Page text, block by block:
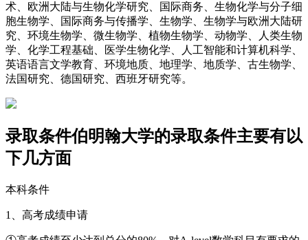
术、欧洲大陆与生物化学研究、国际商务、生物化学与分子细
胞生物学、国际商务与传播学、生物学、生物学与欧洲大陆研
究、环境生物学、微生物学、植物生物学、动物学、人类生物
学、化学工程基础、医学生物化学、人工智能和计算机科学、
英语语言文学教育、环境地质、地理学、地质学、古生物学、
法国研究、德国研究、西班牙研究等。
录取条件伯明翰大学的录取条件主要有以
下几方面
本科条件
1、高考成绩申请